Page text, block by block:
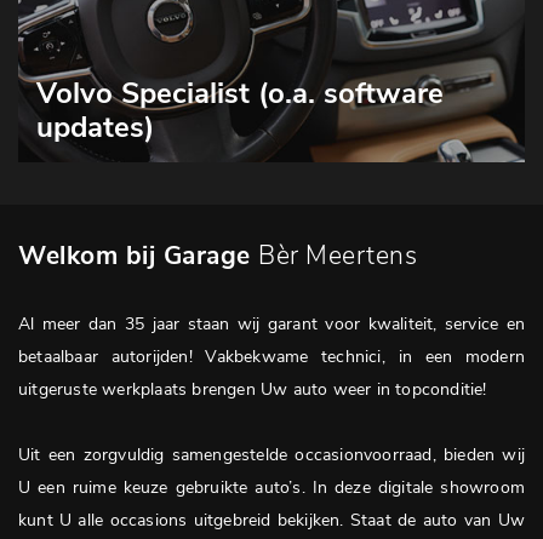
Volvo Specialist (o.a. software
updates)
Welkom bij Garage Bèr Meertens
Al meer dan 35 jaar staan wij garant voor kwaliteit, service en
betaalbaar autorijden! Vakbekwame technici, in een modern
uitgeruste werkplaats brengen Uw auto weer in topconditie!
Uit een zorgvuldig samengestelde occasionvoorraad, bieden wij
U een ruime keuze gebruikte auto’s. In deze digitale showroom
kunt U alle occasions uitgebreid bekijken. Staat de auto van Uw